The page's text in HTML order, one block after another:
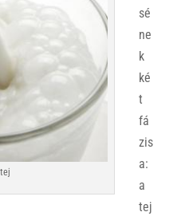
sé
ne
k
ké
t
fá
zis
a:
a
tej